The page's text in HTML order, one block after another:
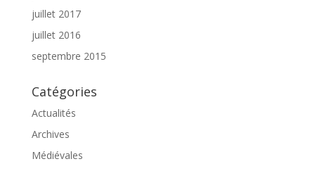
juillet 2017
juillet 2016
septembre 2015
Catégories
Actualités
Archives
Médiévales